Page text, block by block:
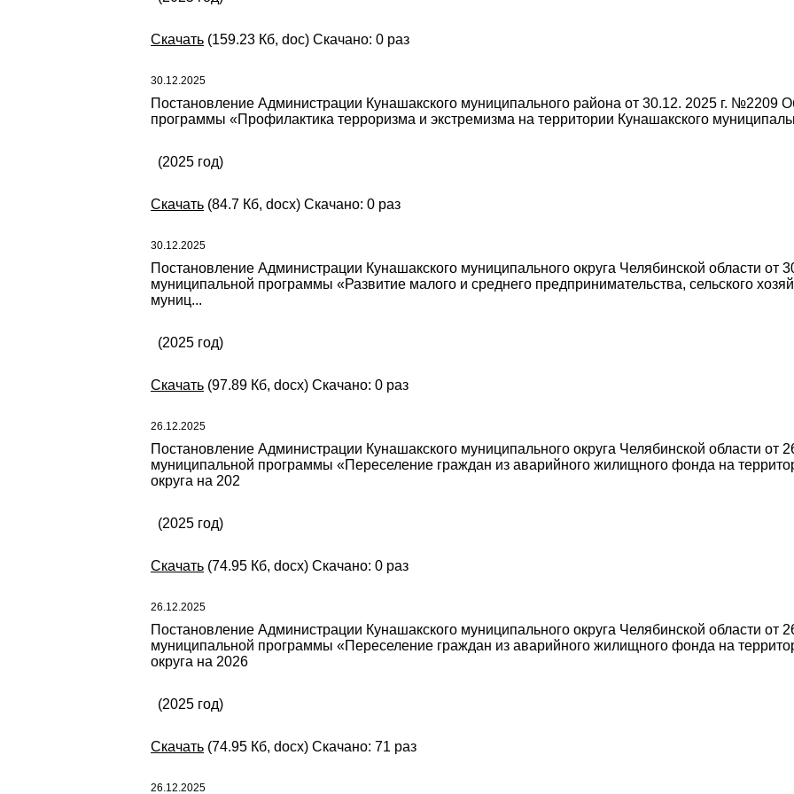
Скачать (159.23 Кб, doc) Скачано: 0 раз
30.12.2025
Постановление Администрации Кунашакского муниципального района от 30.12. 2025 г. №2209
программы «Профилактика терроризма и экстремизма на территории Кунашакского
(2025 год)
Скачать (84.7 Кб, docx) Скачано: 0 раз
30.12.2025
Постановление Администрации Кунашакского муниципального округа Челябинской области от
муниципальной программы «Развитие малого и среднего предпринимательства, сельского
муниц...
(2025 год)
Скачать (97.89 Кб, docx) Скачано: 0 раз
26.12.2025
Постановление Администрации Кунашакского муниципального округа Челябинской области
муниципальной программы «Переселение граждан из аварийного жилищного фонда на
округа на 202
(2025 год)
Скачать (74.95 Кб, docx) Скачано: 0 раз
26.12.2025
Постановление Администрации Кунашакского муниципального округа Челябинской области
муниципальной программы «Переселение граждан из аварийного жилищного фонда на
округа на 2026
(2025 год)
Скачать (74.95 Кб, docx) Скачано: 71 раз
26.12.2025